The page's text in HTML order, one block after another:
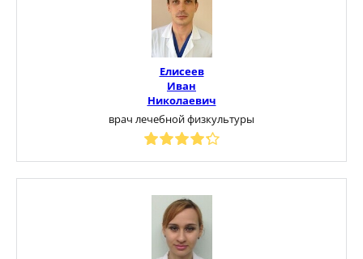
Елисеев
Иван
Николаевич
врач лечебной физкультуры